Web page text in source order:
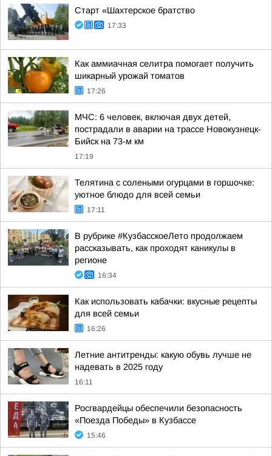
Старт «Шахтерское братство
17:33
Как аммиачная селитра помогает получить
шикарный урожай томатов
17:26
МЧС: 6 человек, включая двух детей,
пострадали в аварии на трассе Новокузнецк-
Бийск на 73-м км
17:19
Телятина с солеными огурцами в горшочке:
уютное блюдо для всей семьи
17:11
В рубрике #КузбасскоеЛето продолжаем
рассказывать, как проходят каникулы в
регионе
16:34
Как использовать кабачки: вкусные рецепты
для всей семьи
16:26
Летние антитренды: какую обувь лучше не
надевать в 2025 году
16:11
Росгвардейцы обеспечили безопасность
«Поезда Победы» в Кузбассе
15:46